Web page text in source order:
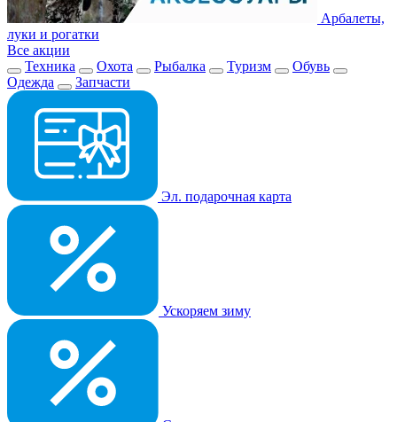
Арбалеты,
луки и рогатки
Все акции
Техника
Охота Рыбалка Туризм
Обувь
Одежда
Запчасти
Эл. подарочная карта
Ускоряем зиму